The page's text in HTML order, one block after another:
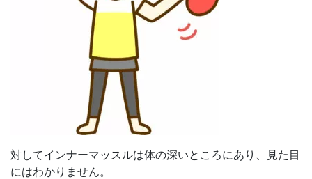
対してインナーマッスルは体の深いところにあり、見た目
にはわかりません。